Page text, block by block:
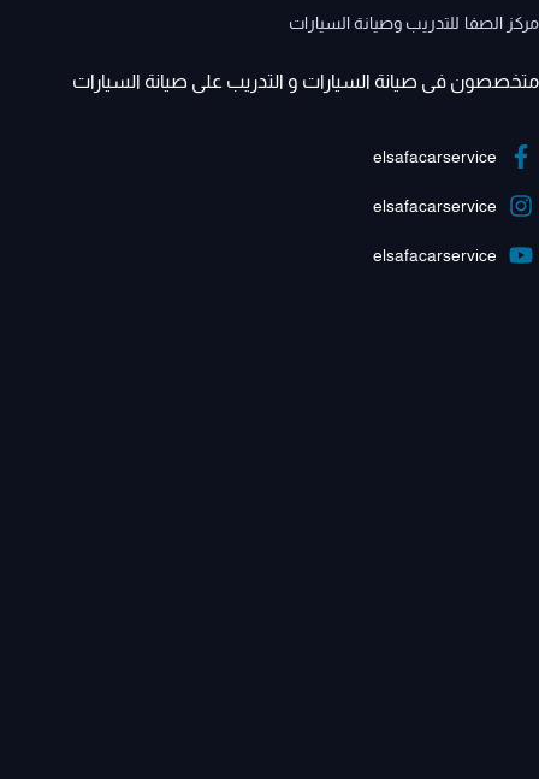
مركز الصفا للتدريب وصيانة السيارات
متخصصون فى صيانة السيارات و التدريب على صيانة السيارات
elsafacarservice
elsafacarservice
elsafacarservice